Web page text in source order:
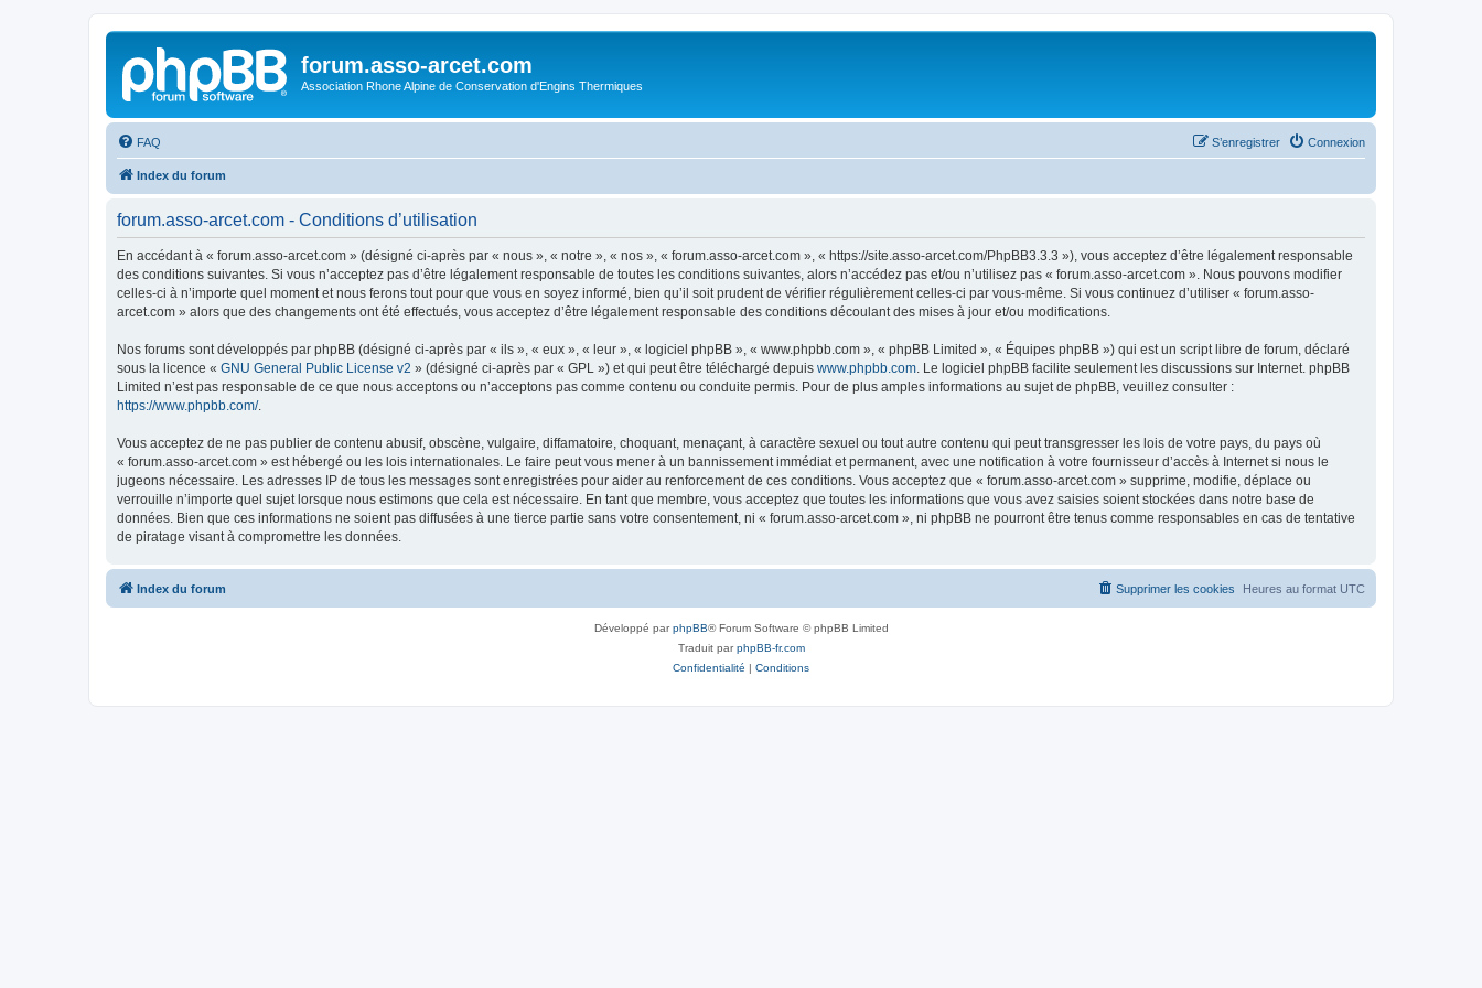
forum.asso-arcet.com
Association Rhone Alpine de Conservation d'Engins Thermiques
FAQ Connexion
S’enregistrer
Index du forum
forum.asso-arcet.com - Conditions d’utilisation
En accédant à « forum.asso-arcet.com » (désigné ci-après par « nous », « notre », « nos », « forum.asso-arcet.com », « https://site.asso-arcet.com/PhpBB3.3.3 »), vous acceptez d’être légalement responsable
des conditions suivantes. Si vous n’acceptez pas d’être légalement responsable de toutes les conditions suivantes, alors n’accédez pas et/ou n’utilisez pas « forum.asso-arcet.com ». Nous pouvons modifier
celles-ci à n’importe quel moment et nous ferons tout pour que vous en soyez informé, bien qu’il soit prudent de vérifier régulièrement celles-ci par vous-même. Si vous continuez d’utiliser « forum.asso-
arcet.com » alors que des changements ont été effectués, vous acceptez d’être légalement responsable des conditions découlant des mises à jour et/ou modifications.
Nos forums sont développés par phpBB (désigné ci-après par « ils », « eux », « leur », « logiciel phpBB », « www.phpbb.com », « phpBB Limited », « Équipes phpBB ») qui est un script libre de forum, déclaré
sous la licence « GNU General Public License v2 » (désigné ci-après par « GPL ») et qui peut être téléchargé depuis www.phpbb.com . Le logiciel phpBB facilite seulement les discussions sur Internet. phpBB
Limited n’est pas responsable de ce que nous acceptons ou n’acceptons pas comme contenu ou conduite permis. Pour de plus amples informations au sujet de phpBB, veuillez consulter :
https://www.phpbb.com/.
Vous acceptez de ne pas publier de contenu abusif, obscène, vulgaire, diffamatoire, choquant, menaçant, à caractère sexuel ou tout autre contenu qui peut transgresser les lois de votre pays, du pays où
« forum.asso-arcet.com » est hébergé ou les lois internationales. Le faire peut vous mener à un bannissement immédiat et permanent, avec une notification à votre fournisseur d’accès à Internet si nous le
jugeons nécessaire. Les adresses IP de tous les messages sont enregistrées pour aider au renforcement de ces conditions. Vous acceptez que « forum.asso-arcet.com » supprime, modifie, déplace ou
verrouille n’importe quel sujet lorsque nous estimons que cela est nécessaire. En tant que membre, vous acceptez que toutes les informations que vous avez saisies soient stockées dans notre base de
données. Bien que ces informations ne soient pas diffusées à une tierce partie sans votre consentement, ni « forum.asso-arcet.com », ni phpBB ne pourront être tenus comme responsables en cas de tentative
de piratage visant à compromettre les données.
Index du forum Heures au format UTC
Supprimer les cookies
Développé parphpBB® Forum Software © phpBB Limited
Traduit parphpBB-fr.com
Confidentialité | Conditions